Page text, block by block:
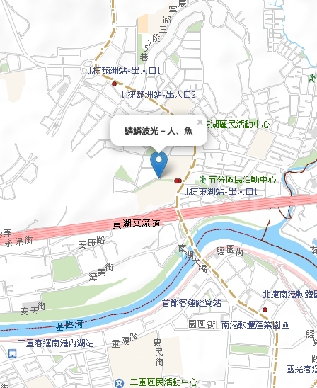
鱗鱗波光－人、魚
×